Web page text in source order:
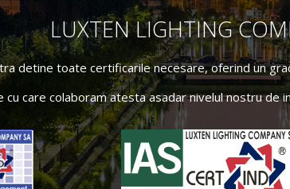
LUXTEN LIGHTING
detine toate certificarile necesare, oferind un
care colaboram atesta asadar nivelul nostru de